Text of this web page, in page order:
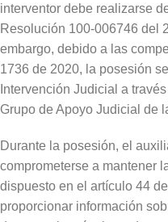
interventor debe realizarse
Resolución 100-006746 del
embargo, debido a las
1736 de 2020, la posesión
Intervención Judicial a
Grupo de Apoyo Judicial de
Durante la posesión, el
comprometerse a mantener
dispuesto en el artículo 44
proporcionar información